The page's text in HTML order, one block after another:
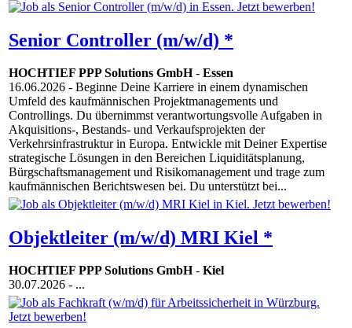
Senior Controller (m/w/d) *
HOCHTIEF PPP Solutions GmbH- Essen
16.06.2026 - Beginne Deine Karriere in einem dynamischen
Umfeld des kaufmännischen Projektmanagements und
Controllings. Du übernimmst verantwortungsvolle Aufgaben in
Akquisitions-, Bestands- und Verkaufsprojekten der
Verkehrsinfrastruktur in Europa. Entwickle mit Deiner Expertise
strategische Lösungen in den Bereichen Liquiditätsplanung,
Bürgschaftsmanagement und Risikomanagement und trage zum
kaufmännischen Berichtswesen bei. Du unterstützt bei...
Objektleiter (m/w/d) MRI Kiel *
HOCHTIEF PPP Solutions GmbH- Kiel
30.07.2026 - ...